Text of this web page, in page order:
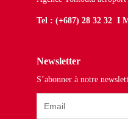
Tel : (+687) 28 32 32 I
Newsletter
S’abonner à notre